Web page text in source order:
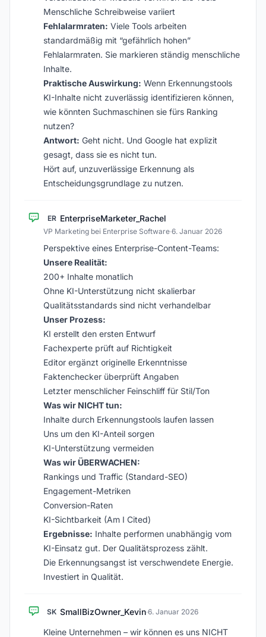
Menschliche Schreibweise variiert
Fehlalarmraten: Viele Tools arbeiten
standardmäßig mit “gefährlich hohen”
Fehlalarmraten. Sie markieren ständig menschliche
Inhalte.
Praktische Auswirkung: Wenn Erkennungstools
KI-Inhalte nicht zuverlässig identifizieren können,
wie könnten Suchmaschinen sie fürs Ranking
nutzen?
Antwort: Geht nicht. Und Google hat explizit
gesagt, dass sie es nicht tun.
Hört auf, unzuverlässige Erkennung als
Entscheidungsgrundlage zu nutzen.
ER EnterpriseMarketer_Rachel
VP Marketing bei Enterprise Software·6. Januar 2026
Perspektive eines Enterprise-Content-Teams:
Unsere Realität:
200+ Inhalte monatlich
Ohne KI-Unterstützung nicht skalierbar
Qualitätsstandards sind nicht verhandelbar
Unser Prozess:
KI erstellt den ersten Entwurf
Fachexperte prüft auf Richtigkeit
Editor ergänzt originelle Erkenntnisse
Faktenchecker überprüft Angaben
Letzter menschlicher Feinschliff für Stil/Ton
Was wir NICHT tun:
Inhalte durch Erkennungstools laufen lassen
Uns um den KI-Anteil sorgen
KI-Unterstützung vermeiden
Was wir ÜBERWACHEN:
Rankings und Traffic (Standard-SEO)
Engagement-Metriken
Conversion-Raten
KI-Sichtbarkeit (Am I Cited)
Ergebnisse: Inhalte performen unabhängig vom
KI-Einsatz gut. Der Qualitätsprozess zählt.
Die Erkennungsangst ist verschwendete Energie.
Investiert in Qualität.
SK SmallBizOwner_Kevin·6. Januar 2026
Kleine Unternehmen – wir können es uns NICHT